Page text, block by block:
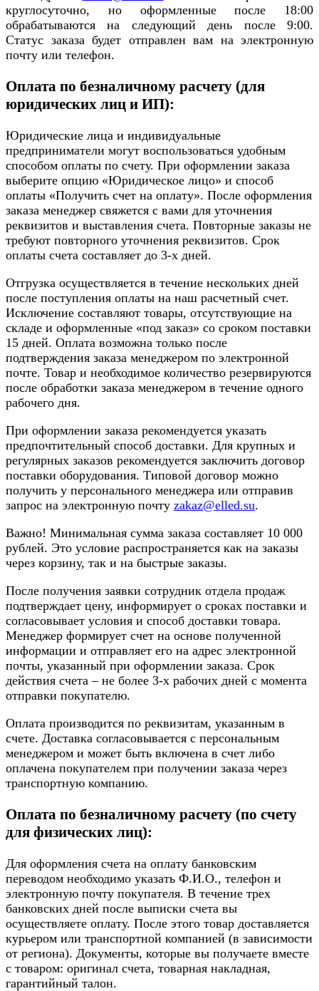
круглосуточно, но оформленные после 18:00
обрабатываются на следующий день после 9:00.
Статус заказа будет отправлен вам на электронную
почту или телефон.
Оплата по безналичному расчету (для
юридических лиц и ИП):
Юридические лица и индивидуальные
предприниматели могут воспользоваться удобным
способом оплаты по счету. При оформлении заказа
выберите опцию «Юридическое лицо» и способ
оплаты «Получить счет на оплату». После оформления
заказа менеджер свяжется с вами для уточнения
реквизитов и выставления счета. Повторные заказы не
требуют повторного уточнения реквизитов. Срок
оплаты счета составляет до 3-х дней.
Отгрузка осуществляется в течение нескольких дней
после поступления оплаты на наш расчетный счет.
Исключение составляют товары, отсутствующие на
складе и оформленные «под заказ» со сроком поставки
15 дней. Оплата возможна только после
подтверждения заказа менеджером по электронной
почте. Товар и необходимое количество резервируются
после обработки заказа менеджером в течение одного
рабочего дня.
При оформлении заказа рекомендуется указать
предпочтительный способ доставки. Для крупных и
регулярных заказов рекомендуется заключить договор
поставки оборудования. Типовой договор можно
получить у персонального менеджера или отправив
запрос на электронную почту zakaz@elled.su.
Важно! Минимальная сумма заказа составляет 10 000
рублей. Это условие распространяется как на заказы
через корзину, так и на быстрые заказы.
После получения заявки сотрудник отдела продаж
подтверждает цену, информирует о сроках поставки и
согласовывает условия и способ доставки товара.
Менеджер формирует счет на основе полученной
информации и отправляет его на адрес электронной
почты, указанный при оформлении заказа. Срок
действия счета – не более 3-х рабочих дней с момента
отправки покупателю.
Оплата производится по реквизитам, указанным в
счете. Доставка согласовывается с персональным
менеджером и может быть включена в счет либо
оплачена покупателем при получении заказа через
транспортную компанию.
Оплата по безналичному расчету (по счету
для физических лиц):
Для оформления счета на оплату банковским
переводом необходимо указать Ф.И.О., телефон и
электронную почту покупателя. В течение трех
банковских дней после выписки счета вы
осуществляете оплату. После этого товар доставляется
курьером или транспортной компанией (в зависимости
от региона). Документы, которые вы получаете вместе
с товаром: оригинал счета, товарная накладная,
гарантийный талон.